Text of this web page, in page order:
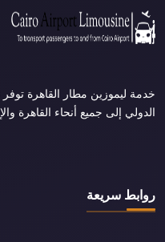
خدمة ليموزين مطار القاهرة
الدولي إلى جميع أنحاء القاهرة
روابط سريعة